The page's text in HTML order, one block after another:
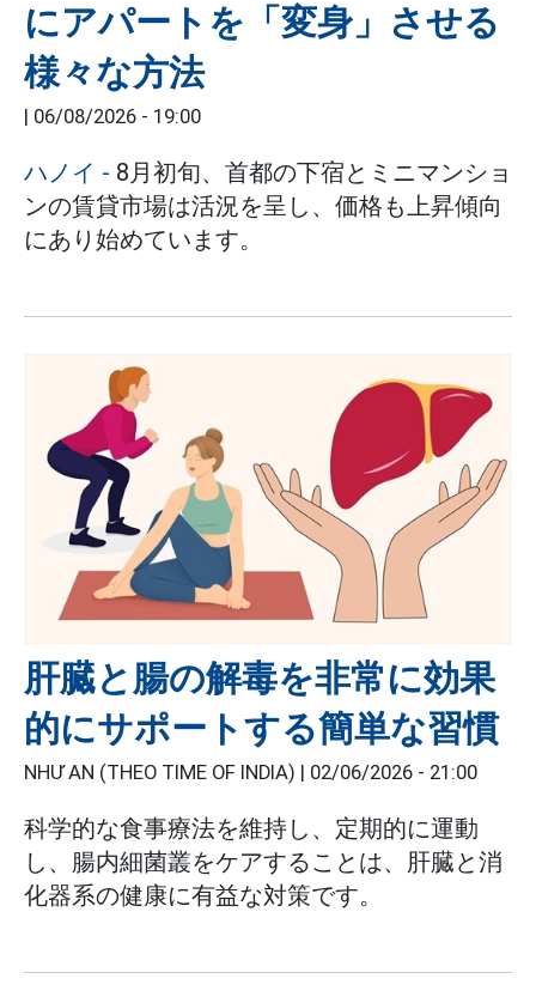
にアパートを「変身」させる
様々な方法
| 06/08/2026 - 19:00
ハノイ - 8月初旬、首都の下宿とミニマンショ
ンの賃貸市場は活況を呈し、価格も上昇傾向
にあり始めています。
肝臓と腸の解毒を非常に効果
的にサポートする簡単な習慣
NHƯ AN (THEO TIME OF INDIA) | 02/06/2026 - 21:00
科学的な食事療法を維持し、定期的に運動
し、腸内細菌叢をケアすることは、肝臓と消
化器系の健康に有益な対策です。